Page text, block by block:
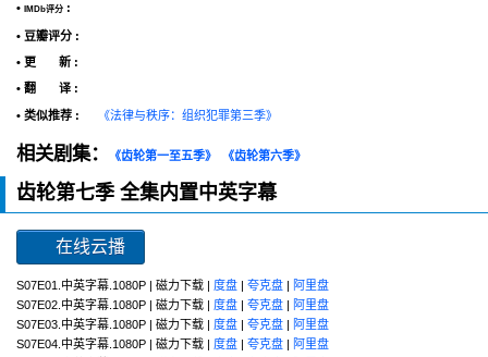
•
IMDb评分 :
• 豆瓣评分 :
• 更 新 :
• 翻 译 :
• 类似推荐 : 《法律与秩序：组织犯罪第三季》
相关剧集： 《齿轮第一至五季》 《齿轮第六季》
齿轮第七季 全集内置中英字幕
在线云播
S07E01.中英字幕.1080P | 磁力下载 | 度盘 夸克盘
阿里盘
S07E02.中英字幕.1080P | 磁力下载 | 度盘 夸克盘
阿里盘
S07E03.中英字幕.1080P | 磁力下载 | 度盘 夸克盘
阿里盘
S07E04.中英字幕.1080P | 磁力下载 | 度盘 夸克盘
阿里盘